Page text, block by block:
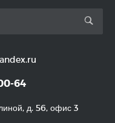
64
д. 56, офис 3